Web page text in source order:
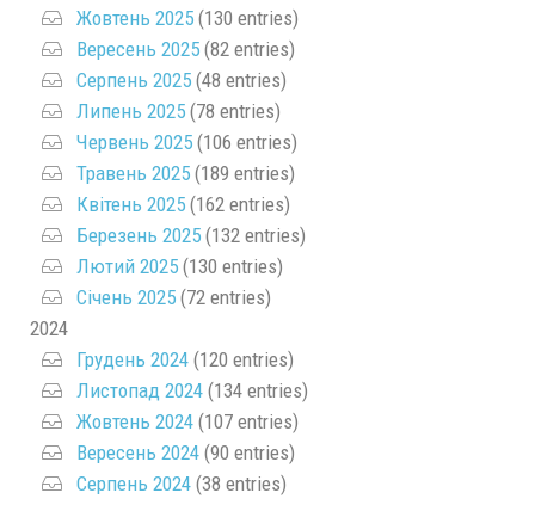
Жовтень 2025 (130 entries)
Вересень 2025 (82 entries)
Серпень 2025 (48 entries)
Липень 2025 (78 entries)
Червень 2025 (106 entries)
Травень 2025 (189 entries)
Квітень 2025 (162 entries)
Березень 2025 (132 entries)
Лютий 2025 (130 entries)
Січень 2025 (72 entries)
2024
Грудень 2024 (120 entries)
Листопад 2024 (134 entries)
Жовтень 2024 (107 entries)
Вересень 2024 (90 entries)
Серпень 2024 (38 entries)